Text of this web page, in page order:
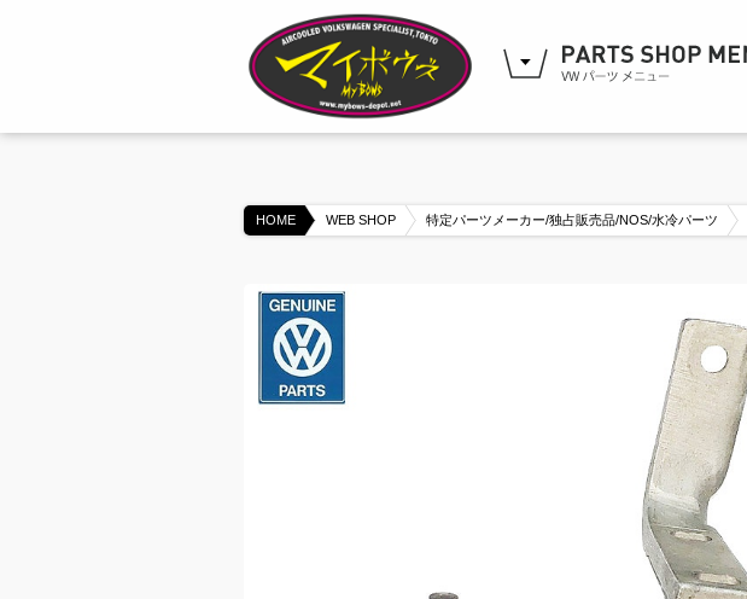
HOME WEB SHOP 特定パーツメーカー/独占販売品/NOS/水冷パーツ